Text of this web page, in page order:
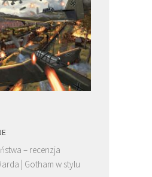
– recenzja
| Gotham w stylu